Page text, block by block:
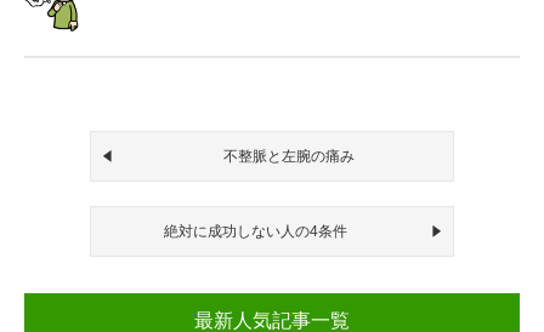
不整脈と左腕の痛み
絶対に成功しない人の4条件
最新人気記事一覧